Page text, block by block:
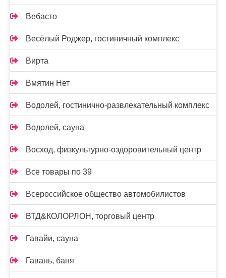
Вебасто
Весёлый Роджер, гостиничный комплекс
Вирта
Вмятин Нет
Водолей, гостинично-развлекательный комплекс
Водолей, сауна
Восход, физкультурно-оздоровительный центр
Все товары по 39
Всероссийское общество автомобилистов
ВТД&КОЛОРЛОН, торговый центр
Гавайи, сауна
Гавань, баня